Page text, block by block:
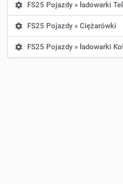
FS25 Pojazdy » ładowarki
FS25 Pojazdy » Ciężarówki
FS25 Pojazdy » ładowarki